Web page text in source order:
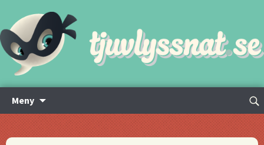
Meny
innehåll
Sök